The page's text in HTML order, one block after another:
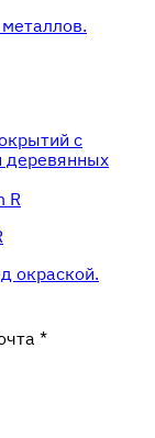
с
деревянных
окраской.
*